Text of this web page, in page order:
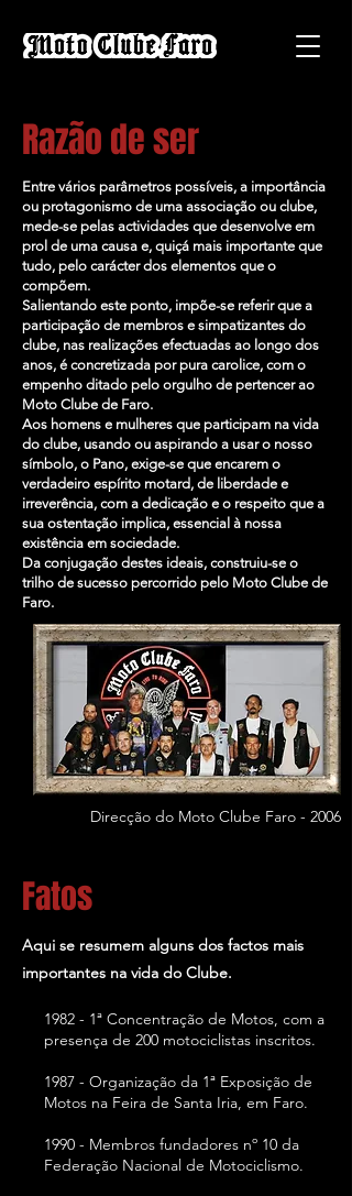
Razão de ser
Entre vários parâmetros possíveis, a importância
ou protagonismo de uma associação ou clube,
mede-se pelas actividades que desenvolve em
prol de uma causa e, quiçá mais importante que
tudo, pelo carácter dos elementos que o
compõem.
Salientando este ponto, impõe-se referir que a
participação de membros e simpatizantes do
clube, nas realizações efectuadas ao longo dos
anos, é concretizada por pura carolice, com o
empenho ditado pelo orgulho de pertencer ao
Moto Clube de Faro.
Aos homens e mulheres que participam na vida
do clube, usando ou aspirando a usar o nosso
símbolo, o Pano, exige-se que encarem o
verdadeiro espírito motard, de liberdade e
irreverência, com a dedicação e o respeito que a
sua ostentação implica, essencial à nossa
existência em sociedade.
Da conjugação destes ideais, construiu-se o
trilho de sucesso percorrido pelo Moto Clube de
Faro.
Direcção do Moto Clube Faro - 2006
Fatos
Aqui se resumem alguns dos factos mais
importantes na vida do Clube.
1982 - 1ª Concentração de Motos, com a
presença de 200 motociclistas inscritos.
1987 - Organização da 1ª Exposição de
Motos na Feira de Santa Iria, em Faro.
1990 - Membros fundadores nº 10 da
Federação Nacional de Motociclismo.